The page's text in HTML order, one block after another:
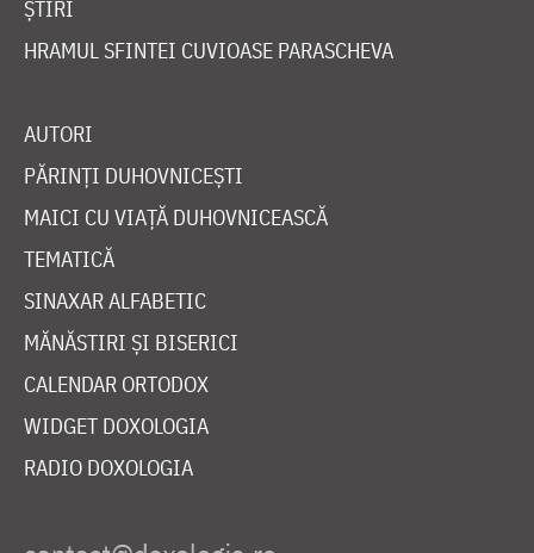
ȘTIRI
HRAMUL SFINTEI CUVIOASE PARASCHEVA
AUTORI
PĂRINȚI DUHOVNICEȘTI
MAICI CU VIAȚĂ DUHOVNICEASCĂ
TEMATICĂ
SINAXAR ALFABETIC
MĂNĂSTIRI ȘI BISERICI
CALENDAR ORTODOX
WIDGET DOXOLOGIA
RADIO DOXOLOGIA